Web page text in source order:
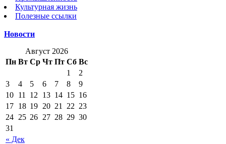
Культурная жизнь
Полезные ссылки
Новости
Август 2026
Пн Вт Ср Чт Пт Сб Вс
« Дек
1
2
3
4 5 6 7 8
9
10 11 12 13 14 15 16
17 18 19 20 21 22 23
24 25 26 27 28 29 30
31